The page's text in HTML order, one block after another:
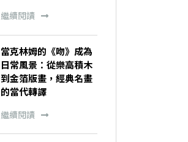
繼續閱讀
當克林姆的《吻》成為
日常風景：從樂高積木
到金箔版畫，經典名畫
的當代轉譯
繼續閱讀